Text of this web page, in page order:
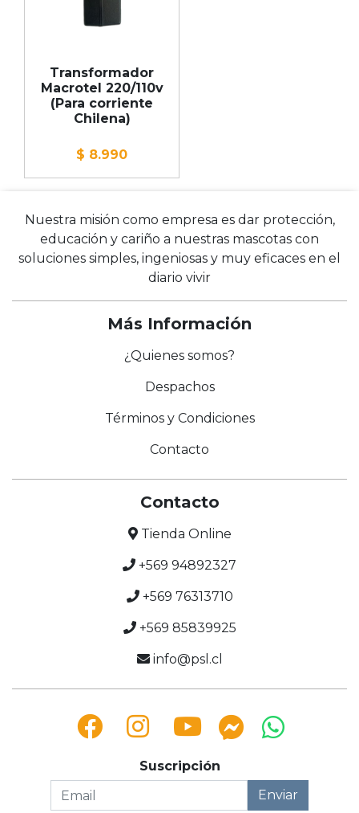
Transformador
Macrotel 220/110v
(Para corriente
Chilena)
$ 8.990
Nuestra misión como empresa es dar protección,
educación y cariño a nuestras mascotas con
soluciones simples, ingeniosas y muy eficaces en el
diario vivir
Más Información
¿Quienes somos?
Despachos
Términos y Condiciones
Contacto
Contacto
Tienda Online
+569 94892327
+569 76313710
+569 85839925
info@psl.cl
Suscripción
Enviar